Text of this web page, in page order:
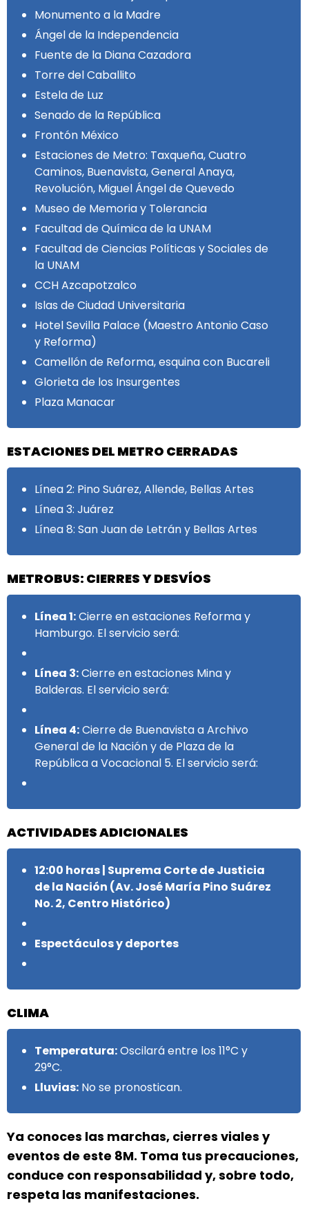
Monumento a la Madre
Ángel de la Independencia
Fuente de la Diana Cazadora
Torre del Caballito
Estela de Luz
Senado de la República
Frontón México
Estaciones de Metro: Taxqueña, Cuatro
Caminos, Buenavista, General Anaya,
Revolución, Miguel Ángel de Quevedo
Museo de Memoria y Tolerancia
Facultad de Química de la UNAM
Facultad de Ciencias Políticas y Sociales de
la UNAM
CCH Azcapotzalco
Islas de Ciudad Universitaria
Hotel Sevilla Palace (Maestro Antonio Caso
y Reforma)
Camellón de Reforma, esquina con Bucareli
Glorieta de los Insurgentes
Plaza Manacar
ESTACIONES DEL METRO CERRADAS
Línea 2: Pino Suárez, Allende, Bellas Artes
Línea 3: Juárez
Línea 8: San Juan de Letrán y Bellas Artes
METROBUS: CIERRES Y DESVÍOS
Línea 1:Cierre en estaciones Reforma y
Hamburgo. El servicio será:
Línea 3:Cierre en estaciones Mina y
Balderas. El servicio será:
Línea 4:Cierre de Buenavista a Archivo
General de la Nación y de Plaza de la
República a Vocacional 5. El servicio será:
ACTIVIDADES ADICIONALES
12:00 horas | Suprema Corte de Justicia
de la Nación (Av. José María Pino Suárez
No. 2, Centro Histórico)
Espectáculos y deportes
CLIMA
Temperatura:Oscilará entre los 11°C y
29°C.
Lluvias: No se pronostican.
Ya conoces las marchas, cierres viales y
eventos de este 8M. Toma tus precauciones,
conduce con responsabilidad y, sobre todo,
respeta las manifestaciones.